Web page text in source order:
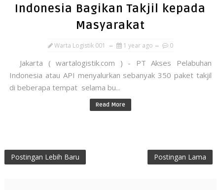
Indonesia Bagikan Takjil kepada
Masyarakat
Warta Logistik 001 1 year ago 0
Jakarta ( wartalogistik.com ) - PT Akses Pelabuhan
Indonesia atau API menyalurkan sebanyak 350 paket takjil
di beberapa tempat selama bu...
Read More
Postingan Lebih Baru Postingan Lama